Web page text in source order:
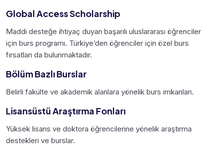
Global Access Scholarship
Maddi desteğe ihtiyaç duyan başarılı uluslararası öğrenciler
için burs programı. Türkiye’den öğrenciler için özel burs
fırsatları da bulunmaktadır.
Bölüm Bazlı Burslar
Belirli fakülte ve akademik alanlara yönelik burs imkanları.
Lisansüstü Araştırma Fonları
Yüksek lisans ve doktora öğrencilerine yönelik araştırma
destekleri ve burslar.